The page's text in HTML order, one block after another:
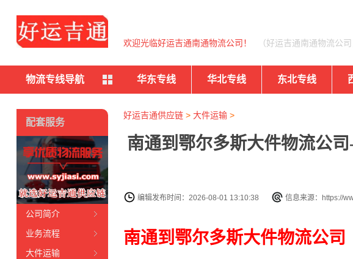
欢迎光临好运吉通南通物流公司！ （好运吉通南通物流公
物流专线导航 华东专线 华北专线 东北专线
好运吉通供应链> 大件运输>
南通到鄂尔多斯大件物流公
编辑发布时间：2026-08-01 13:10:38 信息来源：https://
南通到鄂尔多斯大件物流公司
配套服务
公司简介
业务流程
大件运输